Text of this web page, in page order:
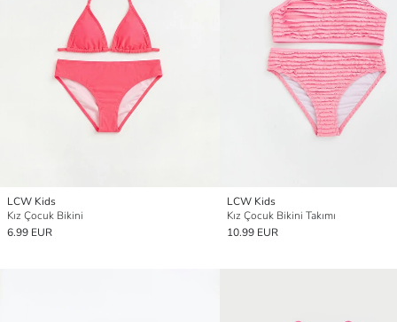
LCW Kids
Kız Çocuk Bikini
6.99 EUR
LCW Kids
Kız Çocuk Bikini Takımı
10.99 EUR